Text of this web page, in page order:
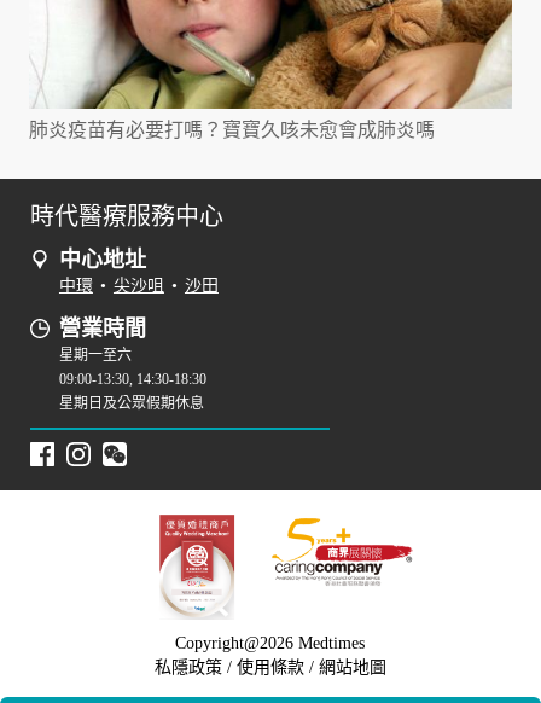
肺炎疫苗有必要打嗎？寶寶久咳未愈會成肺炎嗎
時代醫療服務中心
中心地址
中環 • 尖沙咀 • 沙田
營業時間
星期一至六
09:00-13:30, 14:30-18:30
星期日及公眾假期休息
Copyright@2026 Medtimes
私隱政策 / 使用條款/ 網站地圖